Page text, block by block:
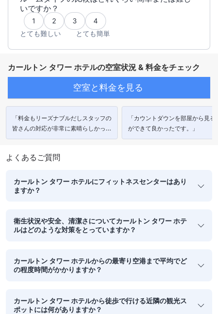
いですか？
1 2 3
4
とても難しい
とても簡単
カールトン タワー ホテルの空室状況 & 料金をチェック
空室と料金を見る
「料金もリーズナブルだしスタッフの
皆さんの対応が非常に素晴らしかった
です。」
「カウントダウンを部屋から見る
ができて良かったです。」
よくあるご質問
カールトン タワー ホテルにフィットネスセンターはあり
ますか？
衛生状況や安全、清潔さについてカールトン タワー ホテ
ルはどのような対策をとっていますか？
カールトン タワー ホテルからの最寄り空港まで平均でど
の程度時間がかかりますか？
カールトン タワー ホテルから徒歩で行ける近隣の観光ス
ポットには何がありますか？